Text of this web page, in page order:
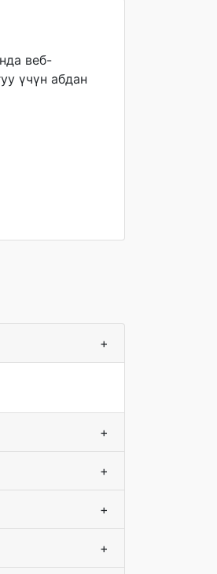
веб-
үчүн абдан
+
+
+
+
+